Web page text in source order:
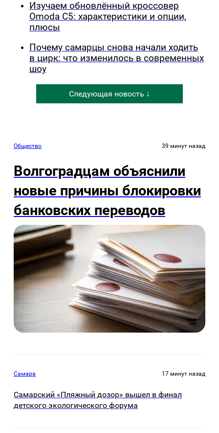
Изучаем обновлённый кроссовер
Omoda C5: характеристики и опции,
плюсы
Почему самарцы снова начали ходить
в цирк: что изменилось в современных
шоу
Следующая новость ↓
Общество 39 минут назад
Волгоградцам объяснили
новые причины блокировки
банковских переводов
Самара 17 минут назад
Самарский «Пляжный дозор» вышел в финал
детского экологического форума